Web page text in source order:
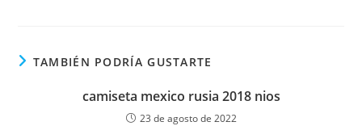
TAMBIÉN PODRÍA GUSTARTE
camiseta mexico rusia 2018 nios
23 de agosto de 2022